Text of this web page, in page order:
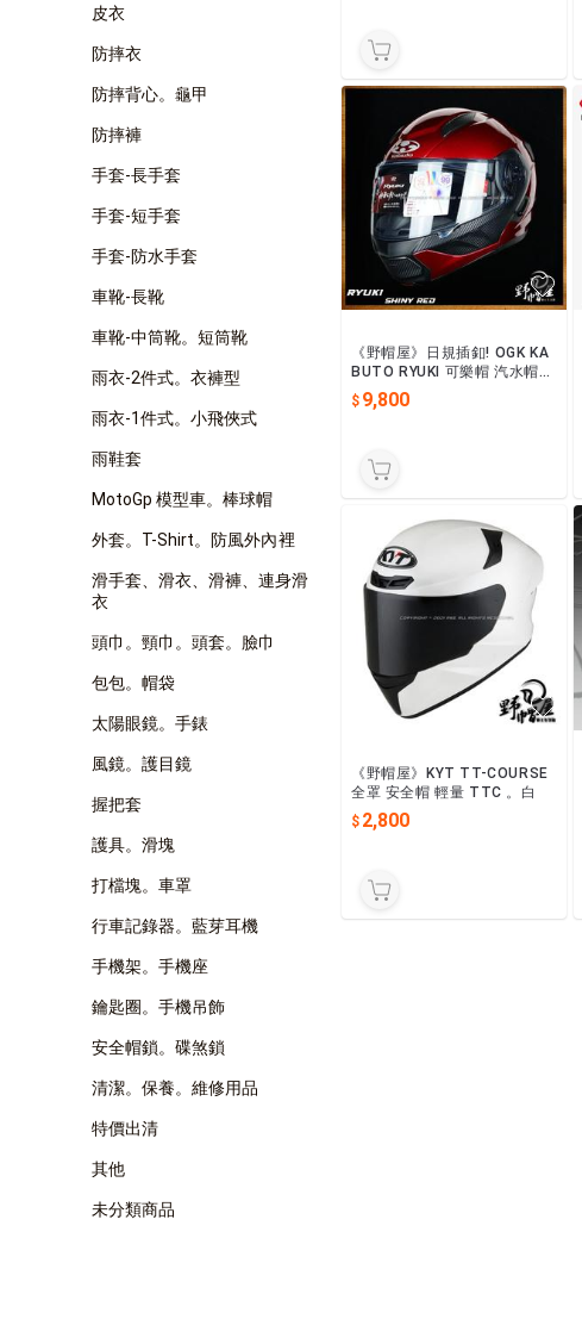
皮衣
防摔衣
防摔背心。龜甲
防摔褲
手套-長手套
手套-短手套
手套-防水手套
車靴-長靴
車靴-中筒靴。短筒靴
雨衣-2件式。衣褲型
雨衣-1件式。小飛俠式
雨鞋套
MotoGp 模型車。棒球帽
外套。T-Shirt。防風外內裡
滑手套、滑衣、滑褲、連身滑
衣
頭巾。頸巾。頭套。臉巾
包包。帽袋
太陽眼鏡。手錶
風鏡。護目鏡
握把套
護具。滑塊
打檔塊。車罩
行車記錄器。藍芽耳機
手機架。手機座
鑰匙圈。手機吊飾
安全帽鎖。碟煞鎖
清潔。保養。維修用品
特價出清
其他
未分類商品
《野帽屋》日規插釦! OGK KA
BUTO RYUKI 可樂帽 汽水帽
安全帽 內墨片 眼鏡溝 龍崎。
素亮紅
9,800
《野帽屋》KYT TT-COURSE
全罩 安全帽 輕量 TTC 。白
2,800